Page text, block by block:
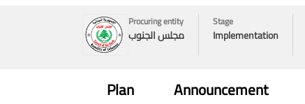
Procuring entity
مجلس الجنوب
Stage
Implementation
Plan Announcement